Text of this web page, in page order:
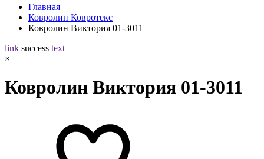
Главная
Ковролин Ковротекс
Ковролин Виктория 01-3011
link success text
×
Ковролин Виктория 01-3011